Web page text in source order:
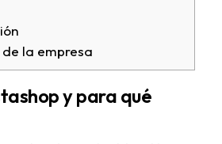
la empresa
y para qué